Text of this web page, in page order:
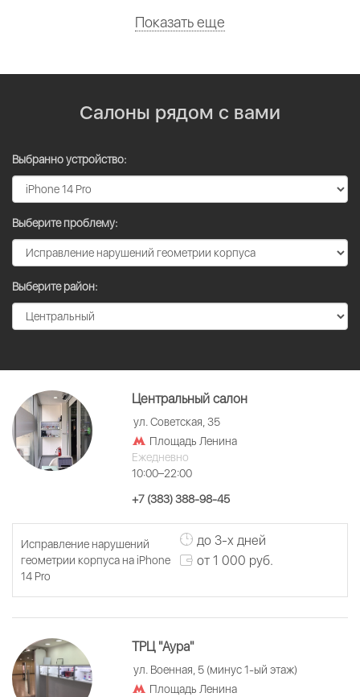
Показать еще
Салоны рядом с вами
Выбранно устройство:
Выберите проблему:
Выберите район:
Центральный салон
ул. Советская, 35
Площадь Ленина
Ежедневно
10:00–22:00
+7 (383) 388-98-45
Исправление нарушений
геометрии корпуса на iPhone
14 Pro
до 3-х дней
от 1 000 руб.
ТРЦ "Аура"
ул. Военная, 5 (минус 1-ый этаж)
Площадь Ленина